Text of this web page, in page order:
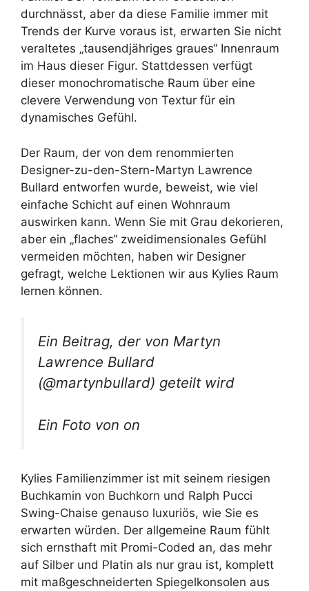
durchnässt, aber da diese Familie immer mit
Trends der Kurve voraus ist, erwarten Sie nicht
veraltetes „tausendjähriges graues“ Innenraum
im Haus dieser Figur. Stattdessen verfügt
dieser monochromatische Raum über eine
clevere Verwendung von Textur für ein
dynamisches Gefühl.
Der Raum, der von dem renommierten
Designer-zu-den-Stern-Martyn Lawrence
Bullard entworfen wurde, beweist, wie viel
einfache Schicht auf einen Wohnraum
auswirken kann. Wenn Sie mit Grau dekorieren,
aber ein „flaches“ zweidimensionales Gefühl
vermeiden möchten, haben wir Designer
gefragt, welche Lektionen wir aus Kylies Raum
lernen können.
Ein Beitrag, der von Martyn
Lawrence Bullard
(@martynbullard) geteilt wird
Ein Foto von on
Kylies Familienzimmer ist mit seinem riesigen
Buchkamin von Buchkorn und Ralph Pucci
Swing-Chaise genauso luxuriös, wie Sie es
erwarten würden. Der allgemeine Raum fühlt
sich ernsthaft mit Promi-Coded an, das mehr
auf Silber und Platin als nur grau ist, komplett
mit maßgeschneiderten Spiegelkonsolen aus